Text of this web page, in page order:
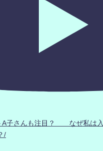
A子さんも注目？ なぜ私は
/